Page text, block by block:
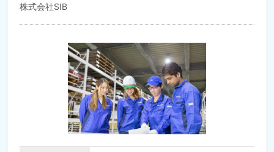
株式会社SIB